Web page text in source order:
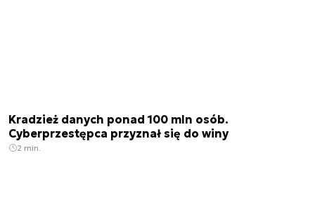
Kradzież danych ponad 100 mln osób.
Cyberprzestępca przyznał się do winy
2 min.